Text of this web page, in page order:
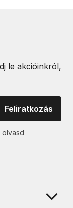
le akcióinkról,
Feliratkozás
olvasd